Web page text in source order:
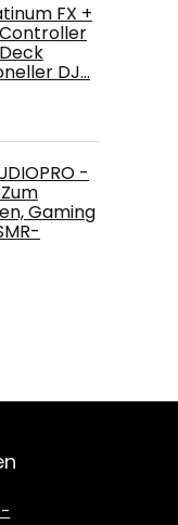
FX +
DJ…
-
Gaming